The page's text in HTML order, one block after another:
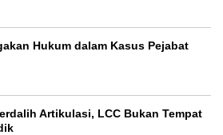
Hukum dalam Kasus Pejabat
Artikulasi, LCC Bukan Tempat